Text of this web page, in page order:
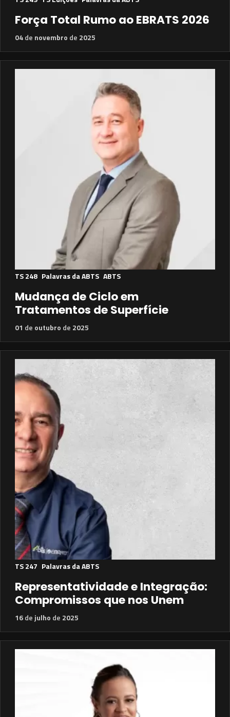
Força Total Rumo ao EBRATS 2026
04de novembro de 2025
TS 248 Palavras da ABTS ABTS
Mudança de Ciclo em
Tratamentos de Superfície
01 de outubro de 2025
TS 247 Palavras da ABTS
Representatividade e Integração:
Compromissos que nos Unem
16de julho de 2025